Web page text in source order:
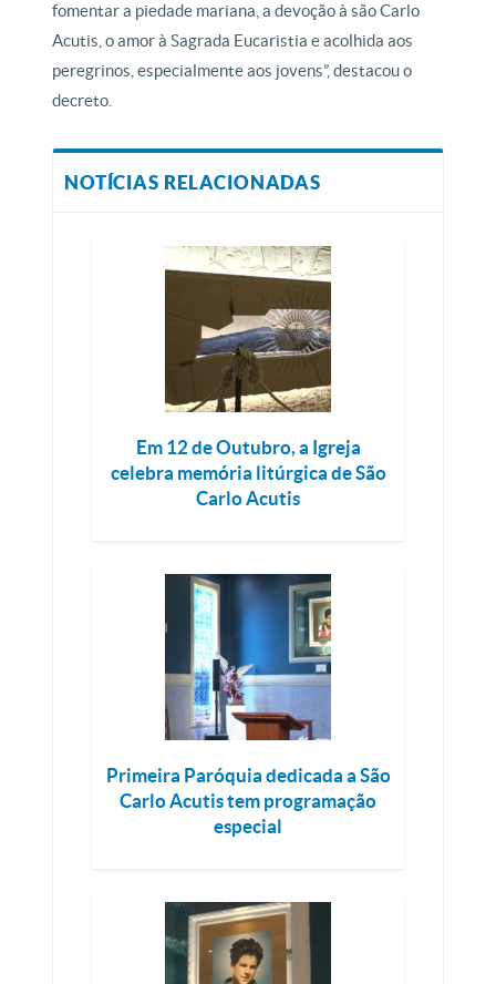
fomentar a piedade mariana, a devoção à são Carlo
Acutis, o amor à Sagrada Eucaristia e acolhida aos
peregrinos, especialmente aos jovens”, destacou o
decreto.
NOTÍCIAS RELACIONADAS
Em 12 de Outubro, a Igreja
celebra memória litúrgica de São
Carlo Acutis
Primeira Paróquia dedicada a São
Carlo Acutis tem programação
especial